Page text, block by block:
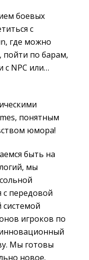
боевых
с
где можно
пойти по барам,
с NPC или…
понятным
юмора!
быть на
мы
с передовой
системой
игроков по
Мы готовы
новое.